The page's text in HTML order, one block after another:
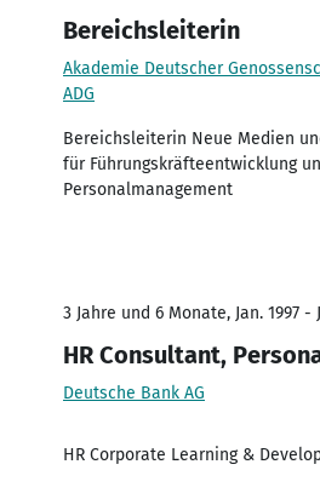
Bereichsleiterin
Akademie Deutscher
ADG
Bereichsleiterin Neue Medien
für Führungskräfteentwicklung
Personalmanagement
3 Jahre und 6 Monate, Jan. 1997 -
HR Consultant,
Deutsche Bank AG
HR Corporate Learning &